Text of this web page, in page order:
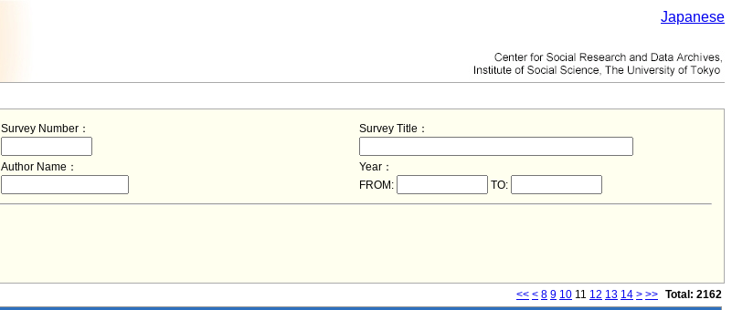
Japanese
Survey Number： Survey Title：
Author Name：
Year：
FROM:
TO:
<< < 8 9 10 11 12 13 14 > >> Total: 2162